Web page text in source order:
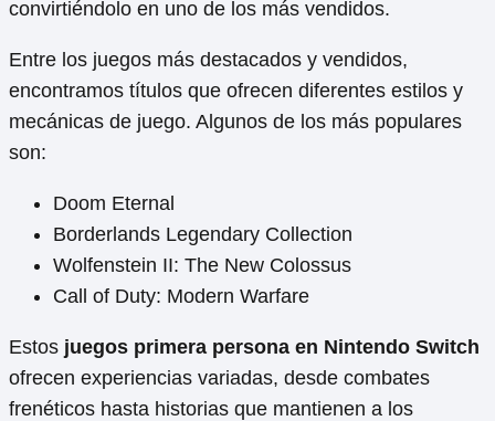
convirtiéndolo en uno de los más vendidos.
Entre los juegos más destacados y vendidos,
encontramos títulos que ofrecen diferentes estilos y
mecánicas de juego. Algunos de los más populares
son:
Doom Eternal
Borderlands Legendary Collection
Wolfenstein II: The New Colossus
Call of Duty: Modern Warfare
Estos juegos primera persona en Nintendo Switch
ofrecen experiencias variadas, desde combates
frenéticos hasta historias que mantienen a los